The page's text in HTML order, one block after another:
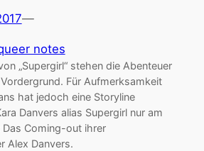
—
notes
„Supergirl“ stehen die Abenteuer
Für Aufmerksamkeit
hat jedoch eine Storyline
Danvers alias Supergirl nur am
Das Coming-out ihrer
Alex Danvers.